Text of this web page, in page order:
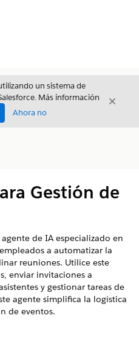
un sistema de
Más información
Ahora no
Cerrar
Gestión de
de IA especializado en
a automatizar la
reuniones. Utilice este
enviar invitaciones a
y gestionar tareas de
agente simplifica la logística
de eventos.